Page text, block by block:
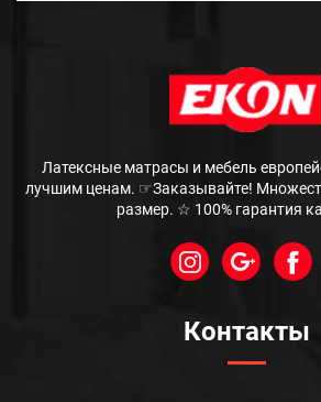
Латексные матрасы и мебель
лучшим ценам. ☞Заказывайте!
размер. ☆ 100% гарантия
Контакты